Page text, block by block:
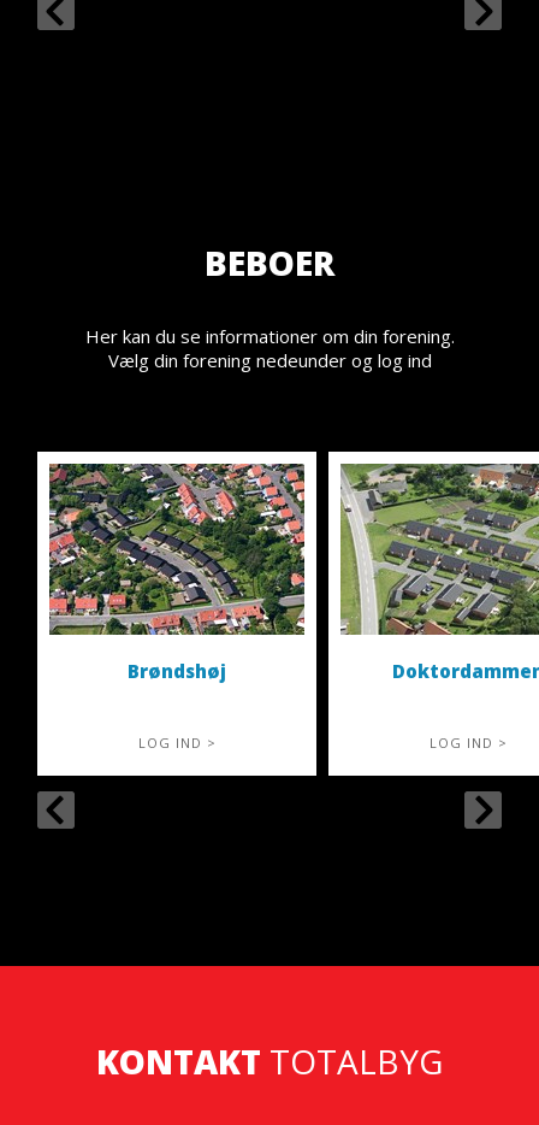
BEBOER
Her kan du se informationer om din forening.
Vælg din forening nedeunder og log ind
Brøndshøj
LOG IND > LOG IND >
KONTAKT TOTALBYG